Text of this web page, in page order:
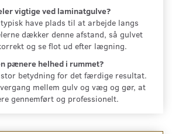
vigtige ved laminatgulve?
have plads til at arbejde langs
dækker denne afstand, så gulvet
og se flot ud efter lægning.
pænere helhed i rummet?
betydning for det færdige resultat.
mellem gulv og væg og gør, at
gennemført og professionelt.